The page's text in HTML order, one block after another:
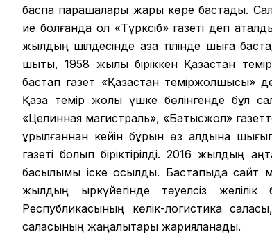
баспа парақшалары жарық көре бастады.
ие болғанда ол «Түрксіб» газеті деп
жылдың шілдесінде қазақ тілінде шыға
шықты, 1958 жылы біріккен Қазақстан
бастап газет «Қазақстан
Қазақ темір жолы үшке бөлінгенде бұл
«Целинная магистраль», «Батысжол»
құрылғаннан кейін бұрын өз алдына
газеті болып біріктірілді. 2016 жылдың
басылымы іске қосылды. Бастапқыда сайт
жылдың қыркүйегінде тәуелсіз
Республикасының көлік-логистика
саласының жаңалықтары жарияланады.